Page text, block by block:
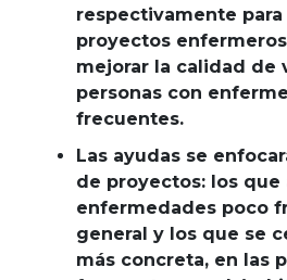
respectivamente para
proyectos
mejorar la calidad de
personas con
frecuentes.
Las ayudas se
de proyectos: los que
enfermedades poco
general y los que se
más concreta, en las